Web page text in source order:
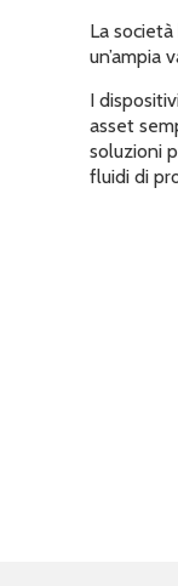
La
un’ampia
I
asset
soluzioni
fluidi di